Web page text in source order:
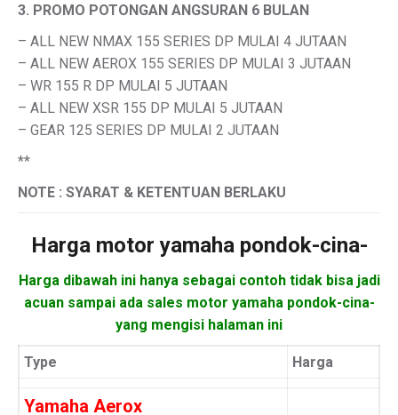
3. PROMO POTONGAN ANGSURAN 6 BULAN
– ALL NEW NMAX 155 SERIES DP MULAI 4 JUTAAN
– ALL NEW AEROX 155 SERIES DP MULAI 3 JUTAAN
– WR 155 R DP MULAI 5 JUTAAN
– ALL NEW XSR 155 DP MULAI 5 JUTAAN
– GEAR 125 SERIES DP MULAI 2 JUTAAN
**
NOTE : SYARAT & KETENTUAN BERLAKU
Harga motoryamaha pondok-cina-
Harga dibawah ini hanya sebagai contoh tidak bisa jadi
acuan sampai ada sales motor yamaha pondok-cina-
yang mengisi halaman ini
Type Harga
Yamaha Aerox